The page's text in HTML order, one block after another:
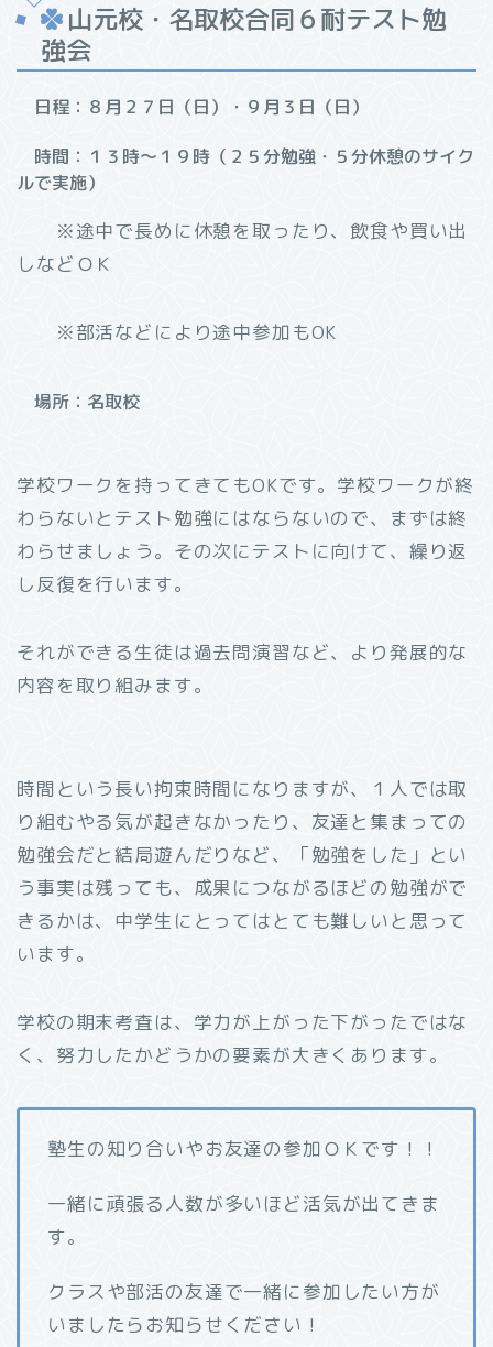
山元校・名取校合同６耐テスト勉
強会
日程：８月２７日（日）・９月３日（日）
時間：１３時～１９時（２５分勉強・５分休憩のサイク
ルで実施）
※途中で長めに休憩を取ったり、飲食や買い出
しなどＯＫ
※部活などにより途中参加もOK
場所：名取校
学校ワークを持ってきてもOKです。学校ワークが終
わらないとテスト勉強にはならないので、まずは終
わらせましょう。その次にテストに向けて、繰り返
し反復を行います。
それができる生徒は過去問演習など、より発展的な
内容を取り組みます。
時間という長い拘束時間になりますが、１人では取
り組むやる気が起きなかったり、友達と集まっての
勉強会だと結局遊んだりなど、「勉強をした」とい
う事実は残っても、成果につながるほどの勉強がで
きるかは、中学生にとってはとても難しいと思って
います。
学校の期末考査は、学力が上がった下がったではな
く、努力したかどうかの要素が大きくあります。
塾生の知り合いやお友達の参加ＯＫです！！
一緒に頑張る人数が多いほど活気が出てきま
す。
クラスや部活の友達で一緒に参加したい方が
いましたらお知らせください！